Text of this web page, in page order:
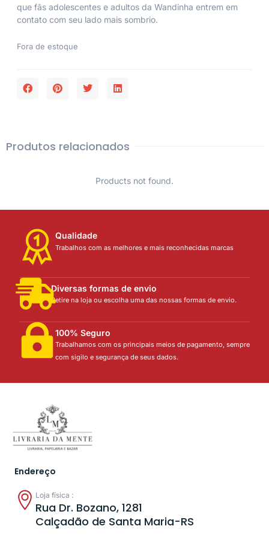
que fãs adolescentes e adultos da Wandinha entrem em
contato com seu lado mais sombrio.
Fora de estoque
Produtos relacionados
Products not found.
Qualidade
Trabalhos com as melhores e mais reconhecidas marcas
Diversas formas de envio
Retire na loja ou escolha uma das nossas formas de envio.
100% Seguro
Trabalhamos com os principais meios de pagamento, sempre
com sigilo e segurança de seus dados.
Endereço
Loja física :
Rua Dr. Bozano, 1281
Calçadão de Santa Maria-RS